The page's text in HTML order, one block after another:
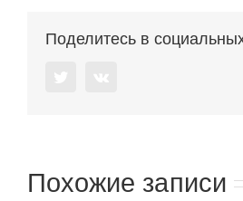
Поделитесь в
Похожие записи